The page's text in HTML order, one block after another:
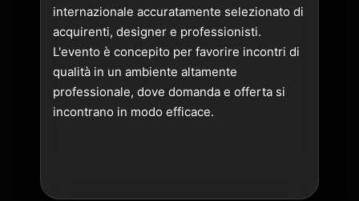
internazionale accuratamente selezionato di
acquirenti, designer e professionisti.
L'evento è concepito per favorire incontri di
qualità in un ambiente altamente
professionale, dove domanda e offerta si
incontrano in modo efficace.